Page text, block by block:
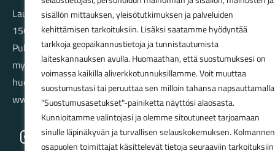
sisällön mittauksen, yleisötutkimuksen ja palveluiden
kehittämisen tarkoituksiin. Lisäksi saatamme hyödyntää
tarkkoja geopaikannustietoja ja tunnistautumista
laiteskannauksen avulla. Huomaathan, että suostumuksesi on
voimassa kaikilla aliverkkotunnuksillamme. Voit muuttaa
suostumustasi tai peruuttaa sen milloin tahansa napsauttamalla
"Suostumusasetukset"-painiketta näyttösi alaosasta.
Kunnioitamme valintojasi ja olemme sitoutuneet tarjoamaan
sinulle läpinäkyvän ja turvallisen selauskokemuksen. Kolmannen
osapuolen toimittajat käsittelevät tietoja seuraaviin tarkoituksiin
Launeenkatu 80
15610 LAHTI
Puh. 03 733 9183
myynti@pyorakauppa.fi
huolto@pyorakauppa.fi
www.pyorakauppa.fi
InstagramFacebook